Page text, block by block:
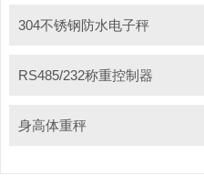
304不锈钢防水电子秤
RS485/232称重控制器
身高体重秤